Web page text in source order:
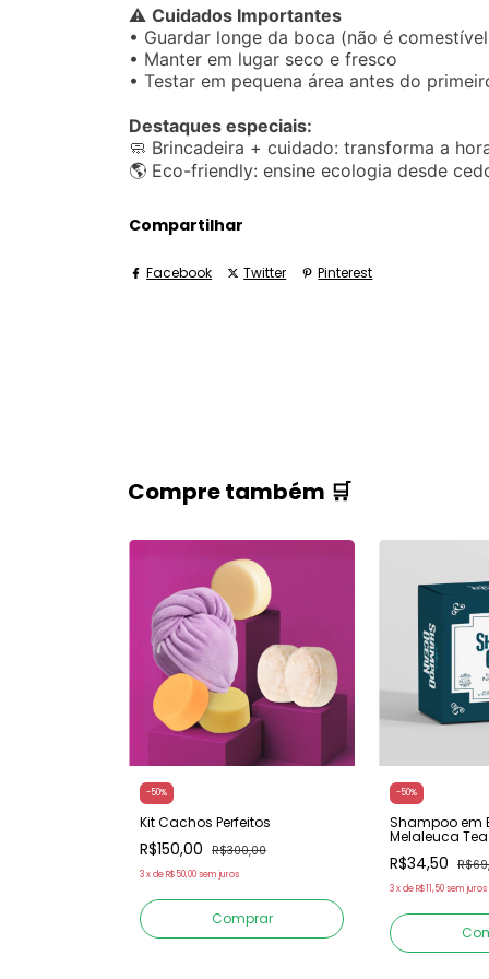
⚠️ Cuidados Importantes
• Guardar longe da boca (não é
• Manter em lugar seco e fresco
• Testar em pequena área antes do
Destaques especiais:
🧼 Brincadeira + cuidado: transforma a
🌎 Eco-friendly: ensine ecologia desde
Compartilhar
Facebook Twitter Pinterest
Compre também 🛒
-50%
Kit Cachos Perfeitos
R$150,00 R$300,00
3xdeR$50,00sem juros
-50%
Shampoo em
Melaleuca
R$34,50
3xdeR$11,50sem juros